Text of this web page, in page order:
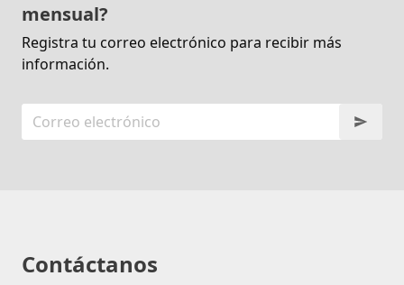
mensual?
Registra tu correo electrónico para recibir más
información.
Contáctanos